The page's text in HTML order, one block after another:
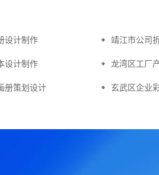
设计制作 靖江市公司
设计制作 龙湾区工厂
册策划设计 玄武区企业